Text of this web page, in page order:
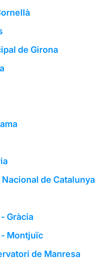
de Girona
de Catalunya
Gràcia
Montjuïc
de Manresa